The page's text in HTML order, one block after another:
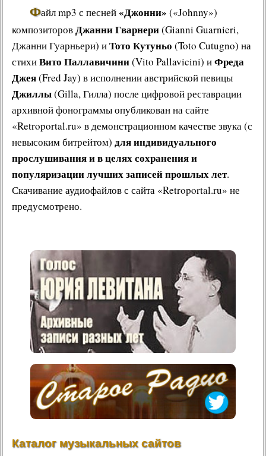
Файл mp3 с песней«Джонни» («Johnny»)
композиторовДжанни Гварнери(Gianni Guarnieri,
Джанни Гуарньери) иТото Кутуньо (Toto Cutugno) на
стихиВито Паллавичини(Vito Pallavicini) иФреда
Джея(Fred Jay) в исполнении австрийской певицы
Джиллы(Gilla, Гилла) после цифровой реставрации
архивной фонограммы опубликован на сайте
«Retroportal.ru» в демонстрационном качестве звука (с
невысоким битрейтом) для индивидуального
прослушивания и в целях сохранения и
популяризации лучших записей прошлых лет.
Скачивание аудиофайлов с сайта «Retroportal.ru» не
предусмотрено.
Каталог музыкальных сайтов